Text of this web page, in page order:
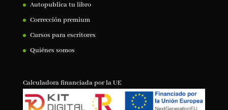
Autopublica tu libro
Corrección premium
Cursos para escritores
Quiénes somos
Calculadora financiada por la UE